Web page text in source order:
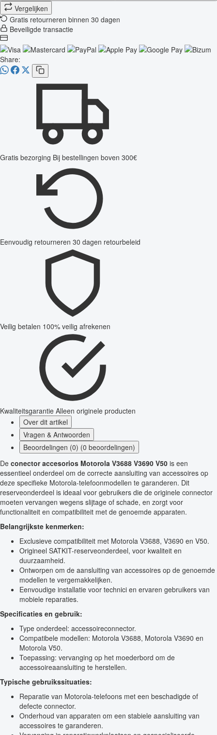
Vergelijken
Gratis retourneren binnen 30 dagen
Beveiligde transactie
Share:
Gratis bezorging Bij bestellingen boven 300€
Eenvoudig retourneren 30 dagen retourbeleid
Veilig betalen 100% veilig afrekenen
Kwaliteitsgarantie Alleen originele producten
Over dit artikel
Vragen & Antwoorden
Beoordelingen (0) (0 beoordelingen)
De conector accesorios Motorola V3688 V3690 V50 is een
essentieel onderdeel om de correcte aansluiting van accessoires op
deze specifieke Motorola-telefoonmodellen te garanderen. Dit
reserveonderdeel is ideaal voor gebruikers die de originele connector
moeten vervangen wegens slijtage of schade, en zorgt voor
functionaliteit en compatibiliteit met de genoemde apparaten.
Belangrijkste kenmerken:
Exclusieve compatibiliteit met Motorola V3688, V3690 en V50.
Origineel SATKIT-reserveonderdeel, voor kwaliteit en
duurzaamheid.
Ontworpen om de aansluiting van accessoires op de genoemde
modellen te vergemakkelijken.
Eenvoudige installatie voor technici en ervaren gebruikers van
mobiele reparaties.
Specificaties en gebruik:
Type onderdeel: accessoireconnector.
Compatibele modellen: Motorola V3688, Motorola V3690 en
Motorola V50.
Toepassing: vervanging op het moederbord om de
accessoireaansluiting te herstellen.
Typische gebruikssituaties:
Reparatie van Motorola-telefoons met een beschadigde of
defecte connector.
Onderhoud van apparaten om een stabiele aansluiting van
accessoires te garanderen.